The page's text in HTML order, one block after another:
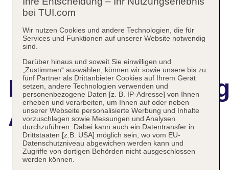
Apartments Riva
Das bietet Ihre Unterkunft
bei TUI.com
Wir nutzen Cookies und andere Technologien, die für
Services und Funktionen auf unserer Website notwendig
sind.
Darüber hinaus und soweit Sie einwilligen und
„Zustimmen“ auswählen, können wir sowie unsere bis zu
fünf Partner als Drittanbieter Cookies auf Ihrem Gerät
setzen, andere Technologien verwenden und
personenbezogene Daten [z. B. IP-Adresse] von Ihnen
erheben und verarbeiten, um Ihnen auf oder neben
unserer Webseite personalisierte Werbung und Inhalte
vorzuschlagen sowie Messungen und Analysen
durchzuführen. Dabei kann auch ein Datentransfer in
Drittstaaten [z.B. USA] möglich sein, wo vom EU-
Datenschutzniveau abgewichen werden kann und
Zugriffe von dortigen Behörden nicht ausgeschlossen
werden können.